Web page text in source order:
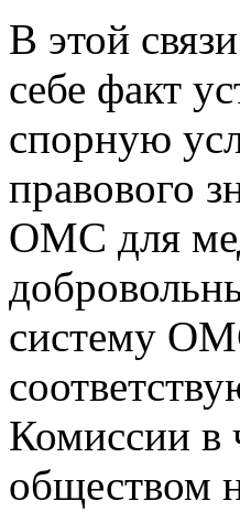
В этой
себе факт
спорную
правового
ОМС для
систему
Комиссии в
обществом